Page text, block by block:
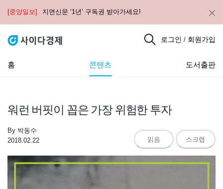
[중앙일보] 지면신문 ‘1년’ 구독권 받아가세요!
로그인 / 회원가입
홈 콘텐츠 도서출판
워런 버핏이 꼽은 가장 위험한 투자
By 박동수
2018.02.22
읽음 스크랩